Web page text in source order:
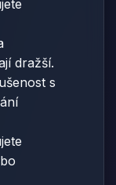
dražší.
s